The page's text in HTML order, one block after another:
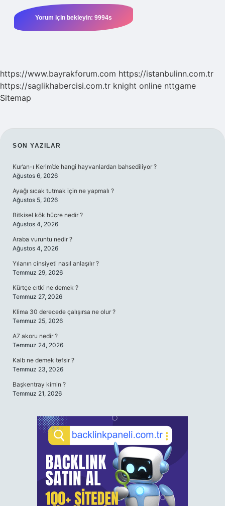
https://www.bayrakforum.com https://istanbulinn.com.tr
https://saglikhabercisi.com.tr knight online nttgame
Sitemap
SIDEBAR
SON YAZILAR
Kur’an-ı Kerim’de hangi hayvanlardan bahsediliyor ?
Ağustos 6, 2026
Ayağı sıcak tutmak için ne yapmalı ?
Ağustos 5, 2026
Bitkisel kök hücre nedir ?
Ağustos 4, 2026
Araba vuruntu nedir ?
Ağustos 4, 2026
Yılanın cinsiyeti nasıl anlaşılır ?
Temmuz 29, 2026
Kürtçe cıtki ne demek ?
Temmuz 27, 2026
Klima 30 derecede çalışırsa ne olur ?
Temmuz 25, 2026
A7 akoru nedir ?
Temmuz 24, 2026
Kalb ne demek tefsir ?
Temmuz 23, 2026
Başkentray kimin ?
Temmuz 21, 2026